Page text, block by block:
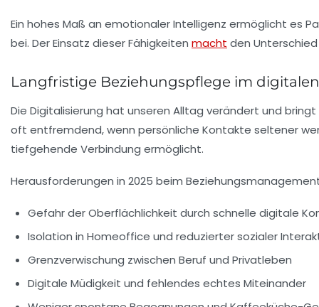
Ein hohes Maß an emotionaler Intelligenz ermöglicht es
bei. Der Einsatz dieser Fähigkeiten macht den
Langfristige Beziehungspflege im
Die Digitalisierung hat unseren Alltag verändert und
oft entfremdend, wenn persönliche Kontakte seltener
tiefgehende Verbindung ermöglicht.
Herausforderungen in 2025 beim
Gefahr der Oberflächlichkeit durch schnelle digitale
Isolation in Homeoffice und reduzierter sozialer
Grenzverwischung zwischen Beruf und Privatleben
Digitale Müdigkeit und fehlendes echtes Miteinander